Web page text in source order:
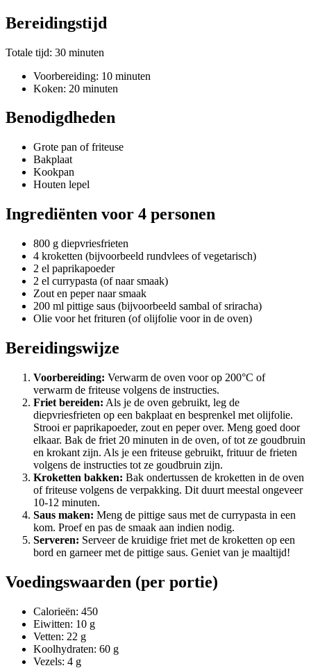
Bereidingstijd
Totale tijd: 30 minuten
Voorbereiding: 10 minuten
Koken: 20 minuten
Benodigdheden
Grote pan of friteuse
Bakplaat
Kookpan
Houten lepel
Ingrediënten voor 4 personen
800 g diepvriesfrieten
4 kroketten (bijvoorbeeld rundvlees of vegetarisch)
2 el paprikapoeder
2 el currypasta (of naar smaak)
Zout en peper naar smaak
200 ml pittige saus (bijvoorbeeld sambal of sriracha)
Olie voor het frituren (of olijfolie voor in de oven)
Bereidingswijze
Voorbereiding: Verwarm de oven voor op 200°C of
verwarm de friteuse volgens de instructies.
Friet bereiden: Als je de oven gebruikt, leg de
diepvriesfrieten op een bakplaat en besprenkel met olijfolie.
Strooi er paprikapoeder, zout en peper over. Meng goed door
elkaar. Bak de friet 20 minuten in de oven, of tot ze goudbruin
en krokant zijn. Als je een friteuse gebruikt, frituur de frieten
volgens de instructies tot ze goudbruin zijn.
Kroketten bakken: Bak ondertussen de kroketten in de oven
of friteuse volgens de verpakking. Dit duurt meestal ongeveer
10-12 minuten.
Saus maken: Meng de pittige saus met de currypasta in een
kom. Proef en pas de smaak aan indien nodig.
Serveren: Serveer de kruidige friet met de kroketten op een
bord en garneer met de pittige saus. Geniet van je maaltijd!
Voedingswaarden (per portie)
Calorieën: 450
Eiwitten: 10 g
Vetten: 22 g
Koolhydraten: 60 g
Vezels: 4 g